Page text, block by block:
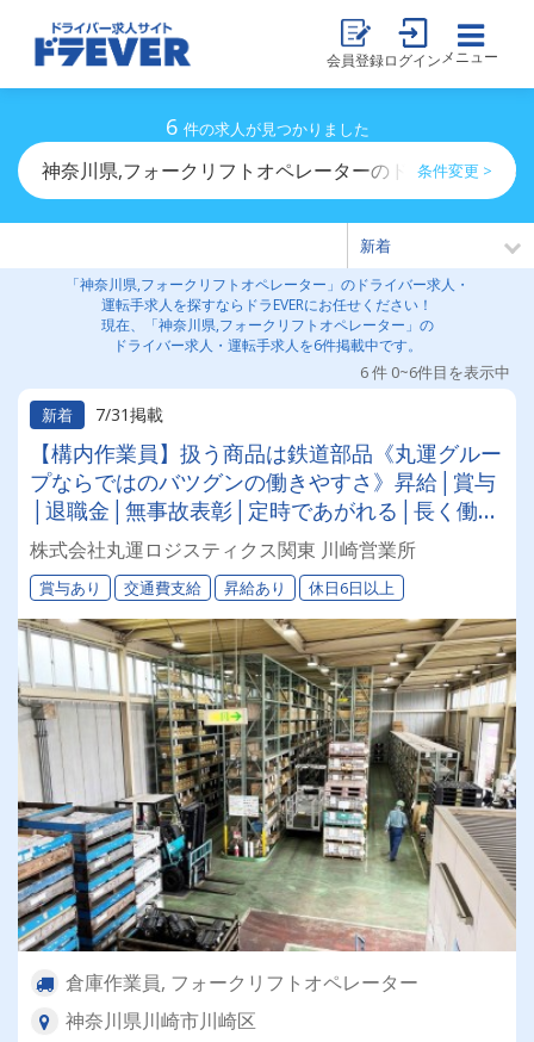
会員登録ログイン メニュー
6 件の求人が見つかりました
神奈川県,フォークリフトオペレーターのドライバー求人
条件変更 >
「神奈川県,フォークリフトオペレーター」のドライバー求人・
運転手求人を探すならドラEVERにお任せください！
現在、「神奈川県,フォークリフトオペレーター」の
ドライバー求人・運転手求人を6件掲載中です。
6 件 0~6件目を表示中
新着
7/31掲載
【構内作業員】扱う商品は鉄道部品《丸運グルー
プならではのバツグンの働きやすさ》昇給│賞与
│退職金│無事故表彰│定時であがれる│長く働け
ます♪
株式会社丸運ロジスティクス関東 川崎営業所
賞与あり 交通費支給 昇給あり 休日6日以上
倉庫作業員, フォークリフトオペレーター
神奈川県川崎市川崎区